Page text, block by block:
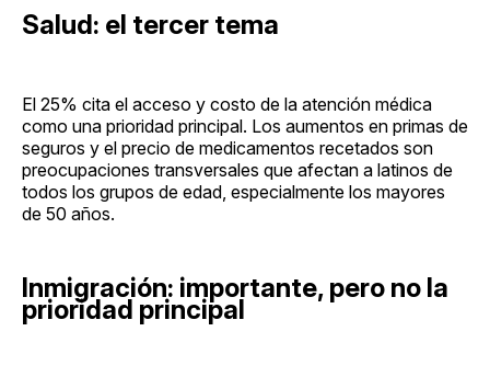
Salud: el tercer tema
El 25% cita el acceso y costo de la atención médica
como una prioridad principal. Los aumentos en primas de
seguros y el precio de medicamentos recetados son
preocupaciones transversales que afectan a latinos de
todos los grupos de edad, especialmente los mayores
de 50 años.
Inmigración: importante, pero no la
prioridad principal